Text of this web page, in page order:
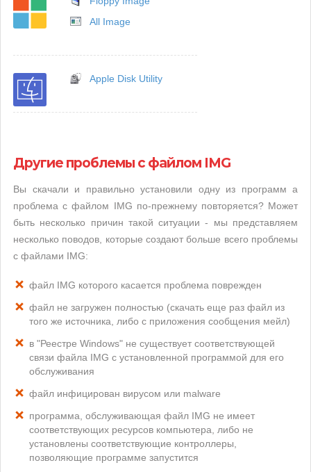
All Image
Apple Disk Utility
Другие проблемы с файлом IMG
Вы скачали и правильно установили одну из программ а
проблема с файлом IMG по-прежнему повторяется? Может
быть несколько причин такой ситуации - мы представляем
несколько поводов, которые создают больше всего проблемы
с файлами IMG:
файл IMG которого касается проблема поврежден
файл не загружен полностью (скачать еще раз файл из
того же источника, либо с приложения сообщения мейл)
в "Реестре Windows" не существует соответствующей
связи файла IMG с установленной программой для его
обслуживания
файл инфицирован вирусом или malware
программа, обслуживающая файл IMG не имеет
соответствующих ресурсов компьютера, либо не
установлены соответствующие контроллеры,
позволяющие программе запустится